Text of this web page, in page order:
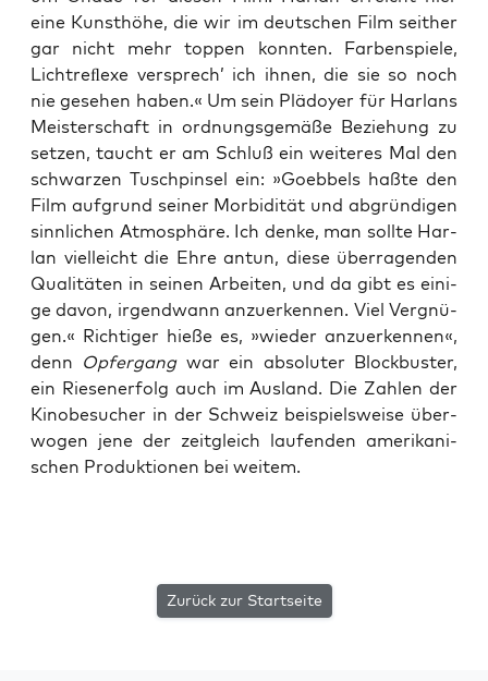
eine Kunst­hö­he, die wir im deut­schen Film seit­her
gar nicht mehr top­pen konn­ten. Far­ben­spie­le,
Licht­reﬂe­xe ver­sprech’ ich ihnen, die sie so noch
nie gese­hen haben.« Um sein Plä­doy­er für Harlans
Meis­ter­schaft in ord­nungs­ge­mä­ße Bezie­hung zu
set­zen, taucht er am Schluß ein wei­te­res Mal den
schwar­zen Tusch­pin­sel ein: »Goeb­bels haß­te den
Film auf­grund sei­ner Mor­bi­di­tät und abgrün­di­gen
sinn­li­chen Atmo­sphä­re. Ich den­ke, man soll­te Har­
lan viel­leicht die Ehre antun, die­se über­ra­gen­den
Qua­li­tä­ten in sei­nen Arbei­ten, und da gibt es eini­
ge davon, irgend­wann anzu­er­ken­nen. Viel Ver­gnü­
gen.« Rich­ti­ger hie­ße es, »wie­der anzu­er­ken­nen«,
denn Opfer­gang war ein abso­lu­ter Block­bus­ter,
ein Rie­sen­er­folg auch im Aus­land. Die Zah­len der
Kino­be­su­cher in der Schweiz bei­spiels­wei­se über­
wo­gen jene der zeit­gleich lau­fen­den ame­ri­ka­ni­
schen Pro­duk­tio­nen bei weitem.
Zurück zur Startseite